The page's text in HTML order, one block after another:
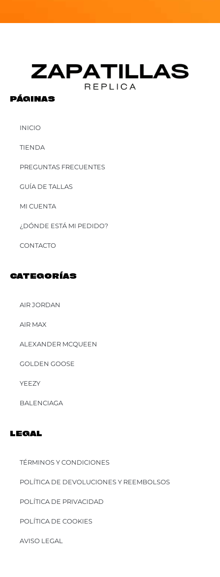
PÁGINAS
INICIO
TIENDA
PREGUNTAS FRECUENTES
GUÍA DE TALLAS
MI CUENTA
¿DÓNDE ESTÁ MI PEDIDO?
CONTACTO
CATEGORÍAS
AIR JORDAN
AIR MAX
ALEXANDER MCQUEEN
GOLDEN GOOSE
YEEZY
BALENCIAGA
LEGAL
TÉRMINOS Y CONDICIONES
POLÍTICA DE DEVOLUCIONES Y REEMBOLSOS
POLÍTICA DE PRIVACIDAD
POLÍTICA DE COOKIES
AVISO LEGAL